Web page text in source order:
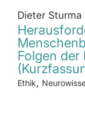
Dieter Sturma
Folgen der
Ethik,